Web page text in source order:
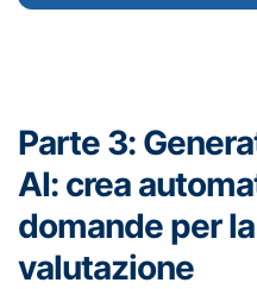
Parte 3:
AI: crea
domande per
valutazione